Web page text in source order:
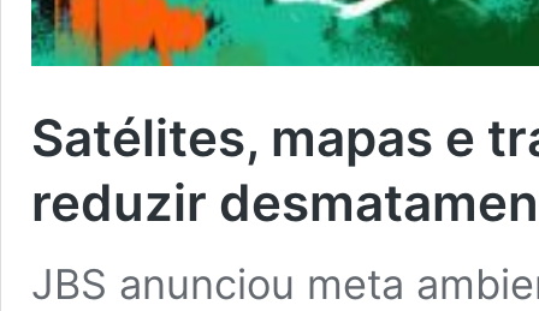
Satélites, mapas e
reduzir
JBS anunciou meta